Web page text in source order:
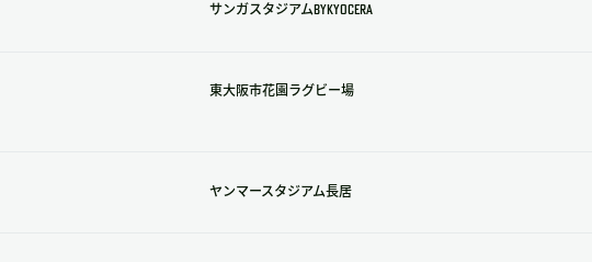
サンガスタジアムbyKYOCERA
東大阪市花園ラグビー場
ヤンマースタジアム長居